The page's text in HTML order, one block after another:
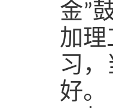
金”
加理
习
好。